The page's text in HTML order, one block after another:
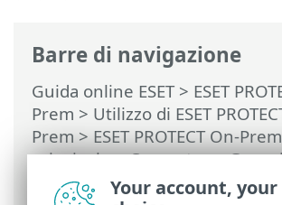
Barre di navigazione
Guida online ESET> ESET
Prem > Utilizzo di ESET
Prem > ESET PROTECT On-
principale>Computer>
Struttura ad albero del gruppo
Your account,